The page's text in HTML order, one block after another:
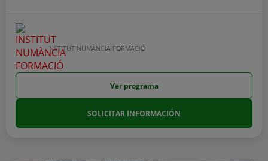
INSTITUT NUMÀNCIA FORMACIÓ
Ver programa
SOLICITAR INFORMACIÓN